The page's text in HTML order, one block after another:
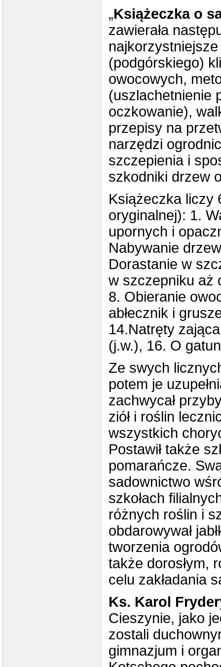
„Książeczka o
zawierała
(podgórskiego)
owocowych,
(uszlachetnienie
oczkowanie),
przepisy na
narzędzi
szczepienia i
szkodniki drzew
Książeczka liczy
oryginalnej): 1.
upornych i
Nabywanie
Dorastanie w
w szczepniku aż
8. Obieranie
abłecznik i
14.Natręty
(j.w.), 16. O
Ze swych
potem je
zachwycał
ziół i roślin
wszystkich
Postawił także
pomarańcze.
sadownictwo
szkołach
różnych roślin i
obdarowywał
tworzenia
także dorosłym,
celu zakładania
Ks. Karol
Cieszynie, jako
zostali
gimnazjum i